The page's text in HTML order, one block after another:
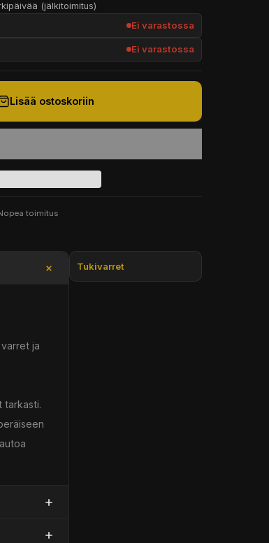
(jälkitoimitus)
Ei varastossa
Ei varastossa
Lisää ostoskoriin
toimitus
ja
tarkasti.
Tukivarret